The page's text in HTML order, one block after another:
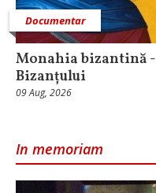
Documentar
Monahia bizantină
Bizanțului
09 Aug, 2026
In memoriam